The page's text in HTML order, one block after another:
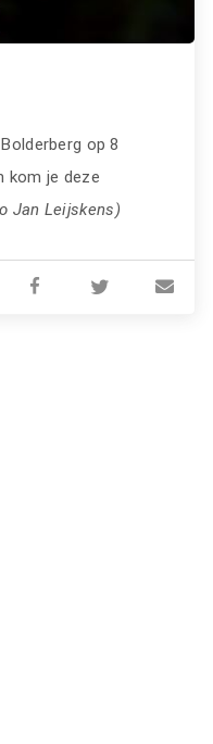
op 8
kom je deze
Jan Leijskens)